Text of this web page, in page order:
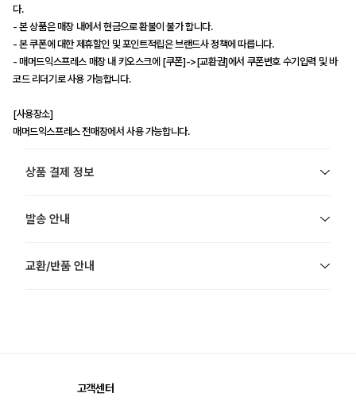
다.
- 본 상품은 매장 내에서 현금으로 환불이 불가 합니다.
- 본 쿠폰에 대한 제휴할인 및 포인트적립은 브랜드사 정책에 따릅니다.
- 매머드익스프레스 매장 내 키오스크에 [쿠폰]->[교환권]에서 쿠폰번호 수기입력 및 바
코드 리더기로 사용 가능합니다.
[사용장소]
매머드익스프레스 전매장에서 사용 가능합니다.
상품 결제 정보
발송 안내
교환/반품 안내
고객센터